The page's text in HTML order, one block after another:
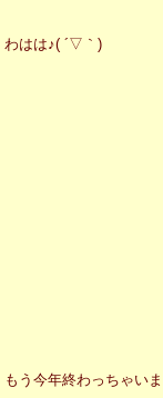
わはは♪( ´▽｀)
もう今年終わっちゃい